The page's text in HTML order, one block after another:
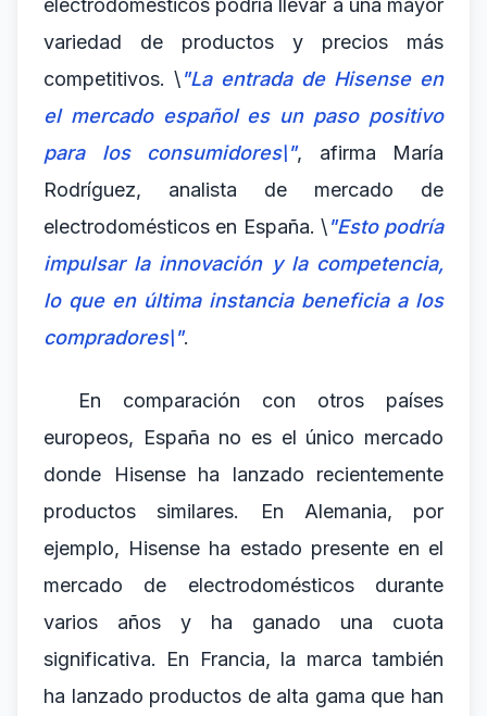
electrodomésticos podría llevar a una mayor
variedad de productos y precios más
competitivos. \"La entrada de Hisense en
el mercado español es un paso positivo
para los consumidores\", afirma María
Rodríguez, analista de mercado de
electrodomésticos en España. \"Esto podría
impulsar la innovación y la competencia,
lo que en última instancia beneficia a los
compradores\".
En comparación con otros países
europeos, España no es el único mercado
donde Hisense ha lanzado recientemente
productos similares. En Alemania, por
ejemplo, Hisense ha estado presente en el
mercado de electrodomésticos durante
varios años y ha ganado una cuota
significativa. En Francia, la marca también
ha lanzado productos de alta gama que han